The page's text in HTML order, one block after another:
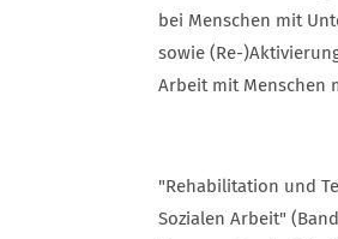
bei Menschen mit
sowie (Re-
Arbeit mit Menschen
"Rehabilitation und
Sozialen Arbeit"